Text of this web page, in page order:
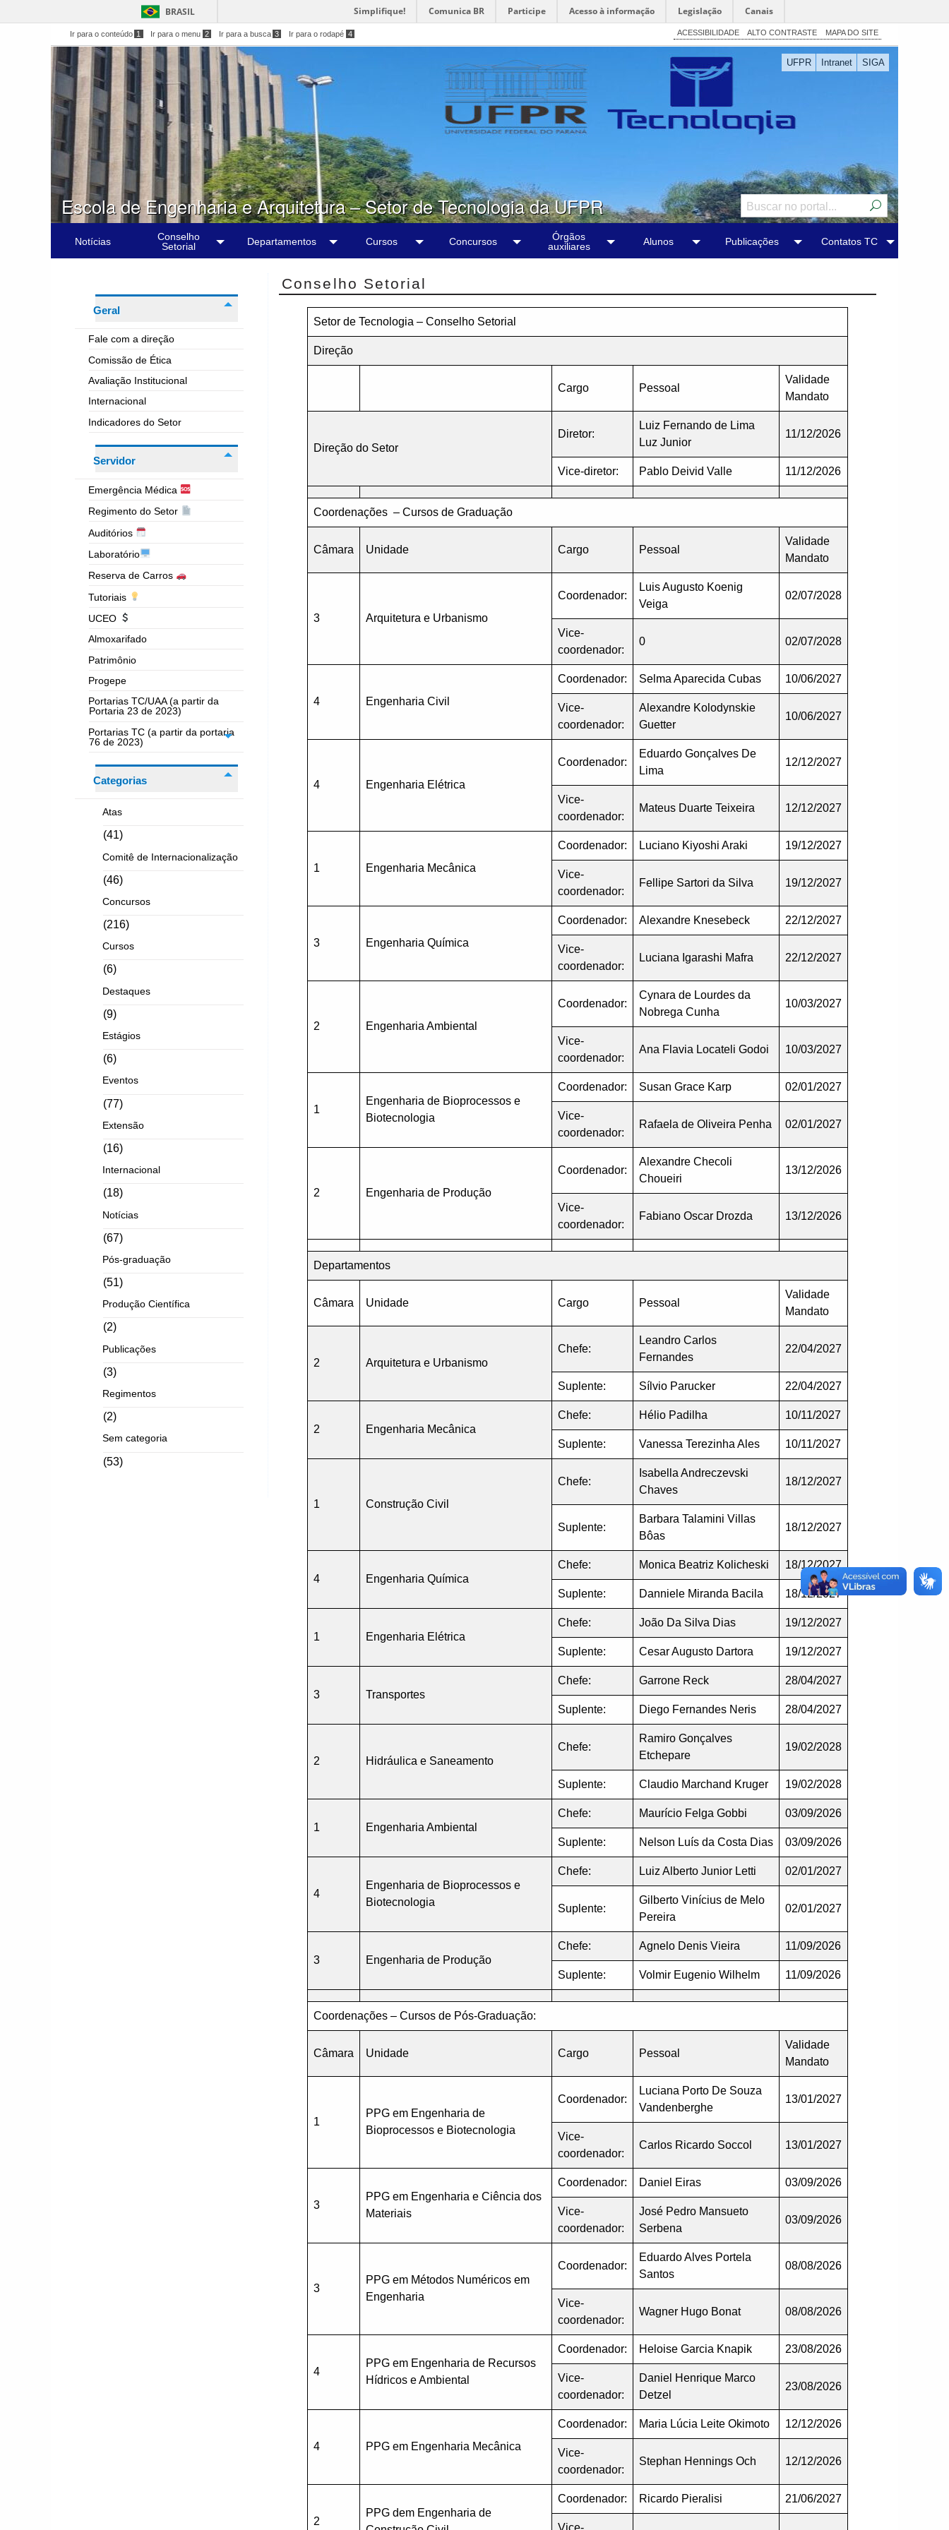
BRASIL Simplifique! Comunica BR Participe Acesso à informação Legislação Canais
Ir para o conteúdo 1 Ir para o menu 2 Ir para a busca 3 Ir para o rodapé 4 ACESSIBILIDADE ALTO CONTRASTE MAPA DO SITE
UFPR Intranet SIGA
Escola de Engenharia e Arquitetura – Setor de Tecnologia da UFPR
Notícias
Conselho
Setorial
Departamentos Cursos Concursos
Órgãos
auxiliares
Alunos Publicações Contatos TC
Geral
Fale com a direção
Comissão de Ética
Avaliação Institucional
Internacional
Indicadores do Setor
Servidor
Emergência Médica
Regimento do Setor
Auditórios
Laboratório
Reserva de Carros
Tutoriais
UCEO
Almoxarifado
Patrimônio
Progepe
Portarias TC/UAA (a partir da
Portaria 23 de 2023)
Portarias TC (a partir da portaria
76 de 2023)
Categorias
Atas
(41)
Comitê de Internacionalização
(46)
Concursos
(216)
Cursos
(6)
Destaques
(9)
Estágios
(6)
Eventos
(77)
Extensão
(16)
Internacional
(18)
Notícias
(67)
Pós-graduação
(51)
Produção Científica
(2)
Publicações
(3)
Regimentos
(2)
Sem categoria
(53)
Conselho Setorial
Setor de Tecnologia – Conselho Setorial
Direção
Cargo Pessoal
Validade
Mandato
Direção do Setor
Diretor:
Luiz Fernando de Lima
Luz Junior
11/12/2026
Vice-diretor: Pablo Deivid Valle 11/12/2026
Coordenações – Cursos de Graduação
Câmara Unidade Cargo Pessoal
Validade
Mandato
3 Arquitetura e Urbanismo
Coordenador:
Luis Augusto Koenig
Veiga
02/07/2028
Vice-
coordenador:
0 02/07/2028
4 Engenharia Civil
Coordenador: Selma Aparecida Cubas 10/06/2027
Vice-
coordenador:
Alexandre Kolodynskie
Guetter
10/06/2027
4 Engenharia Elétrica
Coordenador:
Eduardo Gonçalves De
Lima
12/12/2027
Vice-
coordenador:
Mateus Duarte Teixeira 12/12/2027
1 Engenharia Mecânica
Coordenador: Luciano Kiyoshi Araki 19/12/2027
Vice-
coordenador:
Fellipe Sartori da Silva 19/12/2027
3 Engenharia Química
Coordenador: Alexandre Knesebeck 22/12/2027
Vice-
coordenador:
Luciana Igarashi Mafra 22/12/2027
2 Engenharia Ambiental
Coordenador:
Cynara de Lourdes da
Nobrega Cunha
10/03/2027
Vice-
coordenador:
Ana Flavia Locateli Godoi 10/03/2027
1
Engenharia de Bioprocessos e
Biotecnologia
Coordenador: Susan Grace Karp 02/01/2027
Vice-
coordenador:
Rafaela de Oliveira Penha 02/01/2027
2 Engenharia de Produção
Coordenador:
Alexandre Checoli
Choueiri
13/12/2026
Vice-
coordenador:
Fabiano Oscar Drozda 13/12/2026
Departamentos
Câmara Unidade Cargo Pessoal
Validade
Mandato
2 Arquitetura e Urbanismo
Chefe:
Leandro Carlos
Fernandes
22/04/2027
Suplente: Sílvio Parucker 22/04/2027
2 Engenharia Mecânica
Chefe: Hélio Padilha 10/11/2027
Suplente: Vanessa Terezinha Ales 10/11/2027
1 Construção Civil
Chefe:
Isabella Andreczevski
Chaves
18/12/2027
Suplente:
Barbara Talamini Villas
Bôas
18/12/2027
4 Engenharia Química
Chefe: Monica Beatriz Kolicheski 18/12/2027
Suplente: Danniele Miranda Bacila 18/12/2027
1 Engenharia Elétrica
Chefe: João Da Silva Dias 19/12/2027
Suplente: Cesar Augusto Dartora 19/12/2027
3 Transportes
Chefe: Garrone Reck 28/04/2027
Suplente: Diego Fernandes Neris 28/04/2027
2 Hidráulica e Saneamento
Chefe:
Ramiro Gonçalves
Etchepare
19/02/2028
Suplente: Claudio Marchand Kruger 19/02/2028
1 Engenharia Ambiental
Chefe: Maurício Felga Gobbi 03/09/2026
Suplente: Nelson Luís da Costa Dias 03/09/2026
4
Engenharia de Bioprocessos e
Biotecnologia
Chefe: Luiz Alberto Junior Letti 02/01/2027
Suplente:
Gilberto Vinícius de Melo
Pereira
02/01/2027
3 Engenharia de Produção
Chefe: Agnelo Denis Vieira 11/09/2026
Suplente: Volmir Eugenio Wilhelm 11/09/2026
Coordenações – Cursos de Pós-Graduação:
Câmara Unidade Cargo Pessoal
Validade
Mandato
1
PPG em Engenharia de
Bioprocessos e Biotecnologia
Coordenador:
Luciana Porto De Souza
Vandenberghe
13/01/2027
Vice-
coordenador:
Carlos Ricardo Soccol 13/01/2027
3
PPG em Engenharia e Ciência dos
Materiais
Coordenador: Daniel Eiras 03/09/2026
Vice-
coordenador:
José Pedro Mansueto
Serbena
03/09/2026
3
PPG em Métodos Numéricos em
Engenharia
Coordenador:
Eduardo Alves Portela
Santos
08/08/2026
Vice-
coordenador:
Wagner Hugo Bonat 08/08/2026
4
PPG em Engenharia de Recursos
Hídricos e Ambiental
Coordenador: Heloise Garcia Knapik 23/08/2026
Vice-
coordenador:
Daniel Henrique Marco
Detzel
23/08/2026
4 PPG em Engenharia Mecânica
Coordenador: Maria Lúcia Leite Okimoto 12/12/2026
Vice-
coordenador:
Stephan Hennings Och 12/12/2026
2
PPG dem Engenharia de
Coordenador: Ricardo Pieralisi 21/06/2027
Vice-